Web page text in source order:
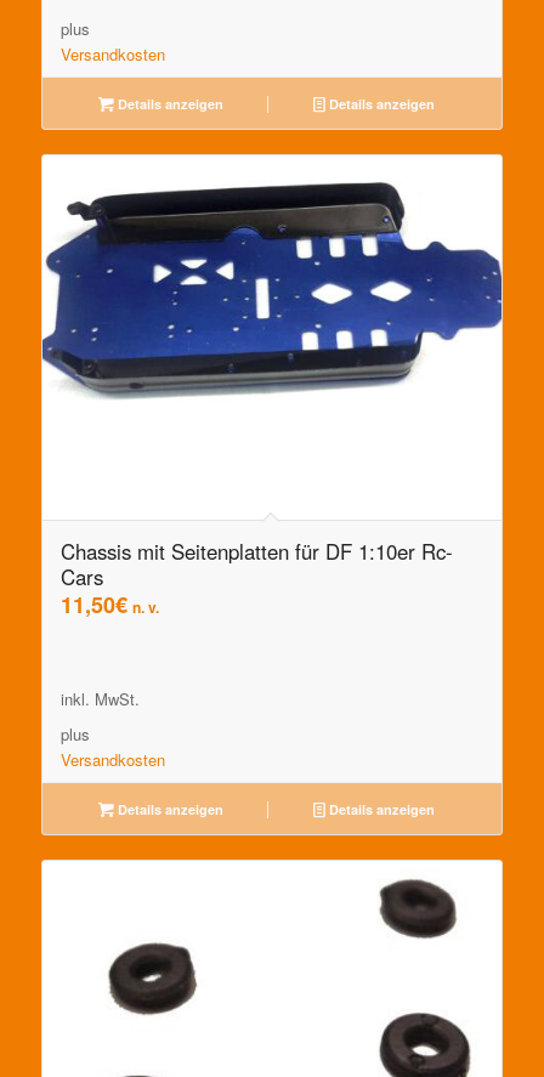
plus
Versandkosten
Details anzeigen Details anzeigen
Chassis mit Seitenplatten für DF 1:10er Rc-
Cars
11,50€ n. v.
inkl. MwSt.
plus
Versandkosten
Details anzeigen Details anzeigen